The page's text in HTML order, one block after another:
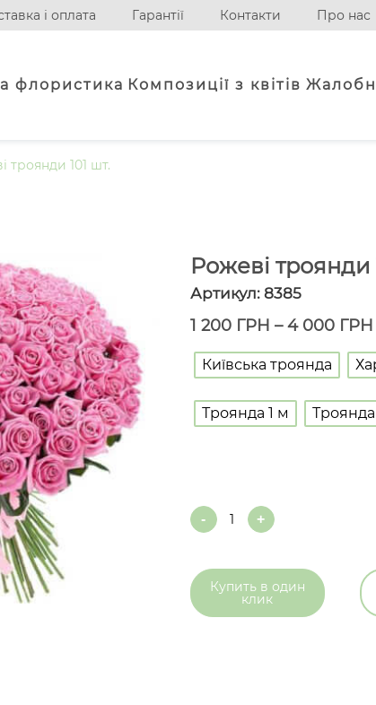
і оплата Гарантії Контакти Про нас
флористика Композиції з квітів
троянди 101 шт.
Рожеві троянди
Артикул: 8385
1 200 ГРН –4 000 ГРН
Київська троянда
Троянда 1 м
Quantity
Купить в один
клик